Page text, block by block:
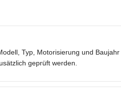
Typ, Motorisierung und
geprüft werden.